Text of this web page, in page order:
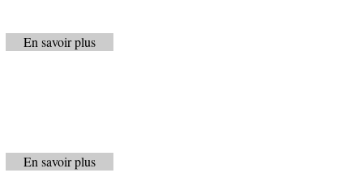
En savoir plus
En savoir plus